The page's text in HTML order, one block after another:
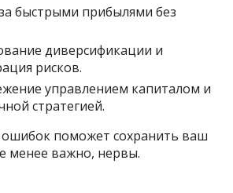
быстрыми прибылями без
диверсификации и
рисков.
управлением капиталом и
стратегией.
поможет сохранить ваш
менее важно, нервы.